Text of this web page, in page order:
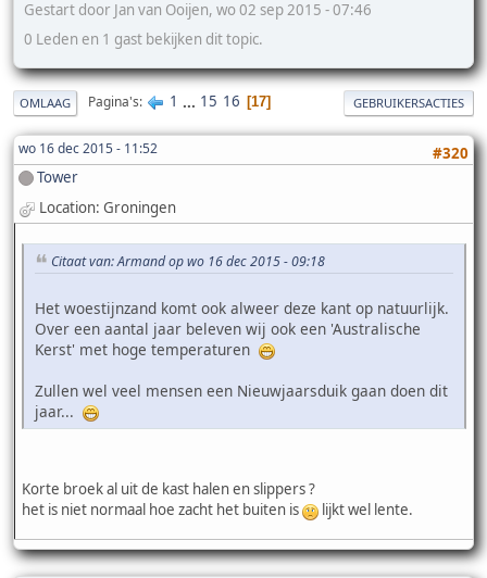
Gestart door Jan van Ooijen, wo 02 sep 2015 - 07:46
0 Leden en 1 gast bekijken dit topic.
OMLAAG Pagina's 1 ... 15 16 17 GEBRUIKERSACTIES
wo 16 dec 2015 - 11:52
#320
Tower
Location: Groningen
Citaat van: Armand op wo 16 dec 2015 - 09:18
Het woestijnzand komt ook alweer deze kant op natuurlijk.
Over een aantal jaar beleven wij ook een 'Australische
Kerst' met hoge temperaturen
Zullen wel veel mensen een Nieuwjaarsduik gaan doen dit
jaar...
Korte broek al uit de kast halen en slippers ?
het is niet normaal hoe zacht het buiten is
lijkt wel lente.